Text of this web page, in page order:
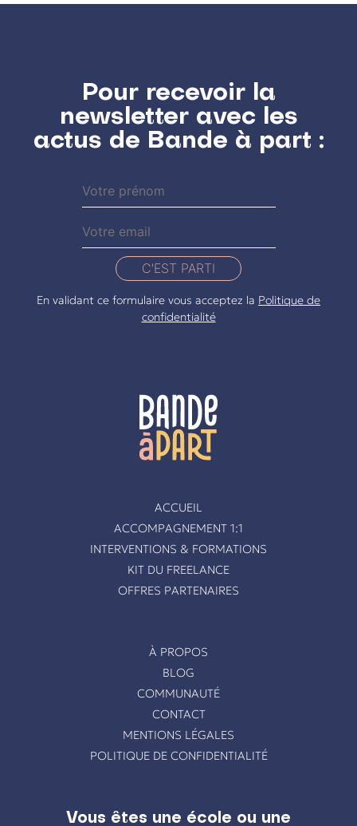
Pour recevoir la
newsletter avec les
actus de Bande à part :
C'EST PARTI
En validant ce formulaire vous acceptez la Politique de
confidentialité
ACCUEIL
ACCOMPAGNEMENT 1:1
INTERVENTIONS & FORMATIONS
KIT DU FREELANCE
OFFRES PARTENAIRES
À PROPOS
BLOG
COMMUNAUTÉ
CONTACT
MENTIONS LÉGALES
POLITIQUE DE CONFIDENTIALITÉ
Vous êtes une école ou une